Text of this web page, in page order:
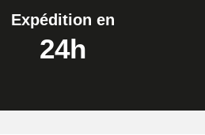
Expédition en
24h